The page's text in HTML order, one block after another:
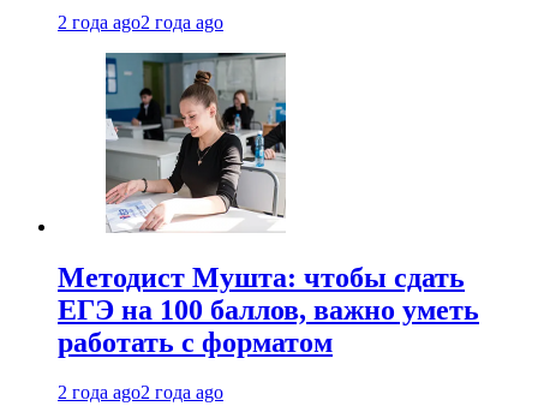
2 года ago2 года ago
Методист Мушта: чтобы сдать
ЕГЭ на 100 баллов, важно уметь
работать с форматом
2 года ago2 года ago